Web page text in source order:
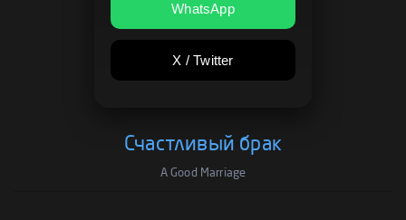
WhatsApp
X / Twitter
Счастливый брак
A Good Marriage